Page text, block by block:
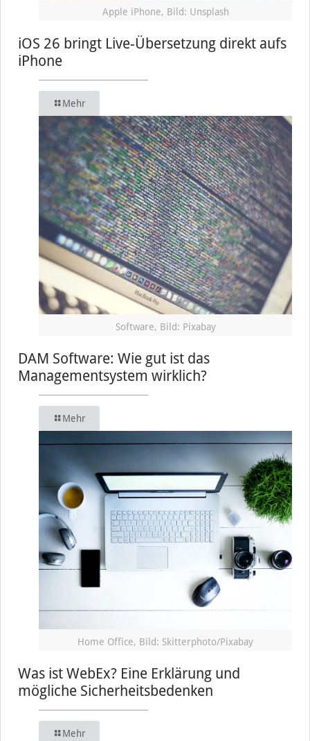
Apple iPhone, Bild: Unsplash
iOS 26 bringt Live-Übersetzung direkt aufs
iPhone
Mehr
Software, Bild: Pixabay
DAM Software: Wie gut ist das
Managementsystem wirklich?
Mehr
Home Office, Bild: Skitterphoto/Pixabay
Was ist WebEx? Eine Erklärung und
mögliche Sicherheitsbedenken
Mehr